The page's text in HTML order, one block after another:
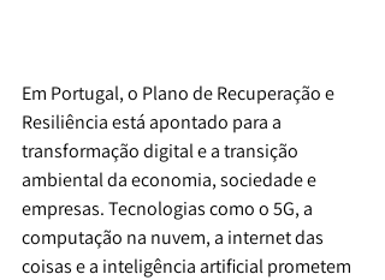
Em Portugal, o Plano de Recuperação e
Resiliência está apontado para a
transformação digital e a transição
ambiental da economia, sociedade e
empresas. Tecnologias como o 5G, a
computação na nuvem, a internet das
coisas e a inteligência artificial prometem